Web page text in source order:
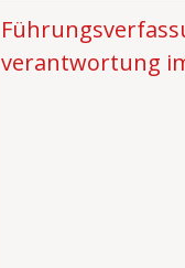
verantwortung